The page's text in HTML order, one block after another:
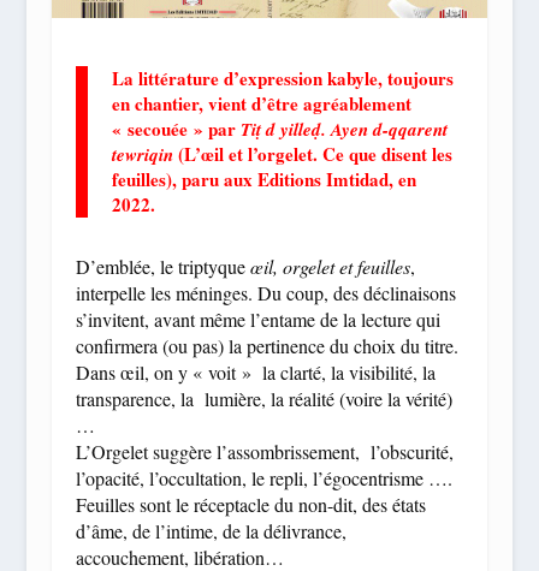
La littérature d’expression kabyle, toujours
en chantier, vient d’être agréablement
« secouée » parTiṭ d yilleḍ. Ayen d-qqarent
tewriqin(L’œil et l’orgelet. Ce que disent les
feuilles), paru aux Editions Imtidad, en
2022.
D’emblée, le triptyqueœil, orgelet et feuilles,
interpelle les méninges. Du coup, des déclinaisons
s’invitent, avant même l’entame de la lecture qui
confirmera (ou pas) la pertinence du choix du titre.
Dans œil, on y « voit » la clarté, la visibilité, la
transparence, la lumière, la réalité (voire la vérité)
…
L’Orgelet suggère l’assombrissement, l’obscurité,
l’opacité, l’occultation, le repli, l’égocentrisme ….
Feuilles sont le réceptacle du non-dit, des états
d’âme, de l’intime, de la délivrance,
accouchement, libération…